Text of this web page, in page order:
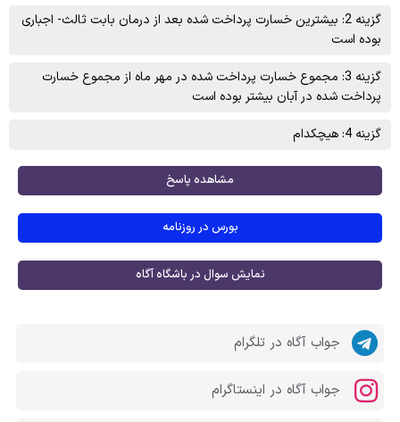
گزینه 2: بیشترین خسارت پرداخت شده بعد از درمان بابت ثالث- اجباری
بوده است
گزینه 3: مجموع خسارت پرداخت شده در مهر ماه از مجموع خسارت
پرداخت شده در آبان بیشتر بوده است
گزینه 4: هیچکدام
مشاهده پاسخ
بورس در روزنامه
نمایش سوال در باشگاه آگاه
جواب آگاه در تلگرام
جواب آگاه در اینستاگرام